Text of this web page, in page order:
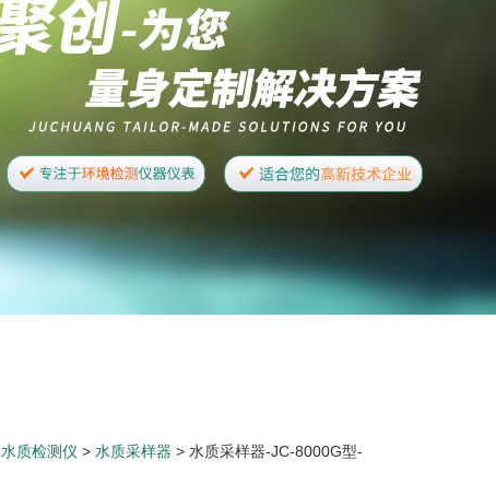
水质检测仪 > 水质采样器 > 水质采样器-JC-8000G型-